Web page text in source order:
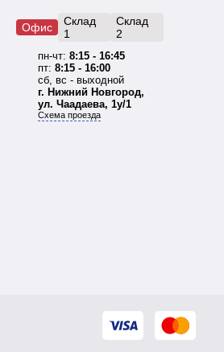
Офис
Склад
1
Склад
2
пн-чт: 8:15 - 16:45
пт: 8:15 - 16:00
сб, вс - выходной
г. Нижний Новгород,
ул. Чаадаева, 1у/1
Схема проезда